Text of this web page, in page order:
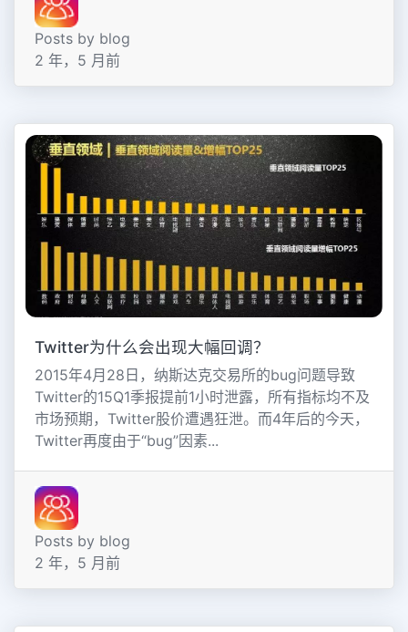
Posts by blog
2 年，5 月前
Twitter为什么会出现大幅回调？
2015年4月28日，纳斯达克交易所的bug问题导致
Twitter的15Q1季报提前1小时泄露，所有指标均不及
市场预期，Twitter股价遭遇狂泄。而4年后的今天，
Twitter再度由于“bug”因素...
Posts by blog
2 年，5 月前